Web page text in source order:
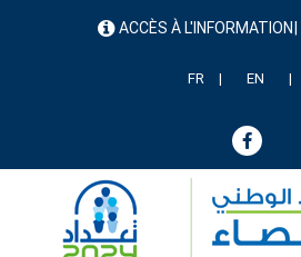
menu ACCÈS À L'INFORMATION
FR EN